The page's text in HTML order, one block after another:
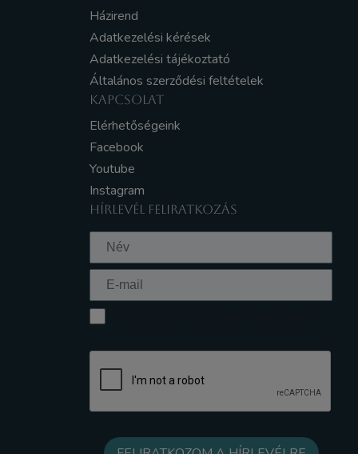
Házirend
Adatkezelési kérések
Adatkezelési tájékoztató
Általános szerződési feltételek
KAPCSOLAT
Elérhetőségeink
Facebook
Youtube
Instagram
HÍRLEVÉL FELIRATKOZÁS